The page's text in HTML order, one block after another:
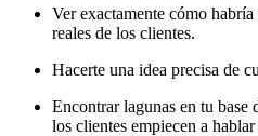
Ver exactamente cómo
reales de los clientes.
Hacerte una idea precisa de
Encontrar lagunas en tu base
los clientes empiecen a